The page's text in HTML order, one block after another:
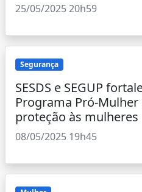
25/05/2025 20h59
Segurança
SESDS e SEGUP
Programa Pró-
proteção às mulheres
08/05/2025 19h45